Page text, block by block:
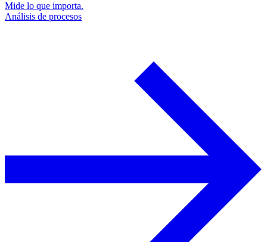
Mide lo que importa.
Análisis de procesos